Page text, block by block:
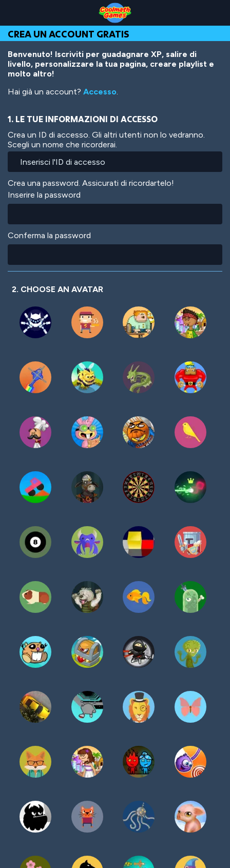
Top
of
Page
Navigation
Main
Content
Footer
contenuto
principale
CREA UN ACCOUNT GRATIS
Benvenuto! Iscriviti per guadagnare XP, salire di
livello, personalizzare la tua pagina, creare playlist e
molto altro!
Hai già un account? Accesso.
1. LE TUE INFORMAZIONI DI ACCESSO
Crea un ID di accesso. Gli altri utenti non lo vedranno.
Scegli un nome che ricorderai.
Crea una password. Assicurati di ricordartelo!
Inserire la password
Conferma la password
2. CHOOSE AN AVATAR